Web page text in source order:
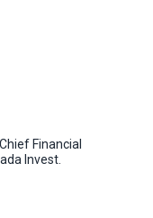
Financial
Invest.